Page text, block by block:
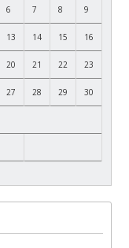
6 7 8 9
13 14 15 16
20 21 22 23
27 28 29 30